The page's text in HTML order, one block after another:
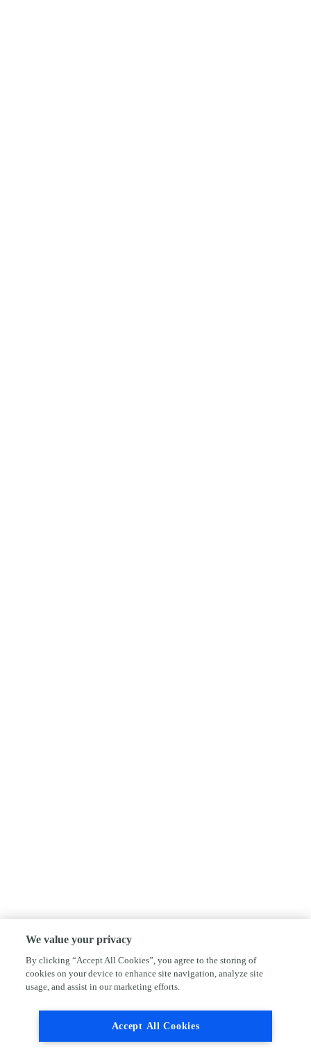
We value your privacy
By clicking “Accept All Cookies”, you agree to the storing of
cookies on your device to enhance site navigation, analyze site
usage, and assist in our marketing efforts.
Accept All Cookies